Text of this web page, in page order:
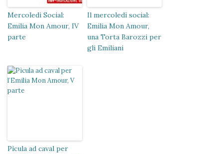
Mercoledi Social:
Emilia Mon Amour, IV
parte
Il mercoledì social:
Emilia Mon Amour,
una Torta Barozzi per
gli Emiliani
Pìcula ad caval per